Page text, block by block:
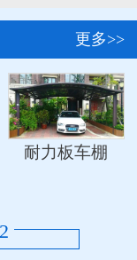
更多>>
耐力板车棚